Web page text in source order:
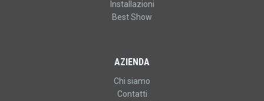
Installazioni
Best Show
AZIENDA
Chi siamo
Contatti